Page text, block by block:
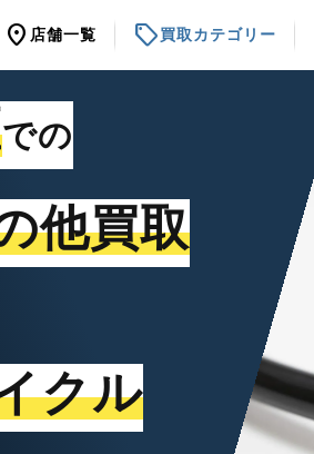
location_on 店舗一覧 sell買取カテゴリー
での
他買取
クル